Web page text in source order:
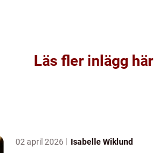
Läs fler inlägg här
02 april 2026 Isabelle Wiklund